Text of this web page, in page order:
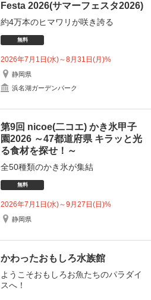
Festa 2026(サマーフェスタ2026)
約4万本のヒマワリが咲き誇る
無料
2026年7月1日(水)～8月31日(月)%
静岡県
浜名湖ガーデンパーク
第9回 nicoe(二コエ) かき氷甲子
園2026 ～47都道府県 キラッと光
る食材を探せ！～
全50種類のかき氷が集結
無料
2026年7月1日(水)～9月27日(日)%
静岡県
かわったおもしろ水族館
ようこそおもしろお魚たちのパラダイ
スへ！